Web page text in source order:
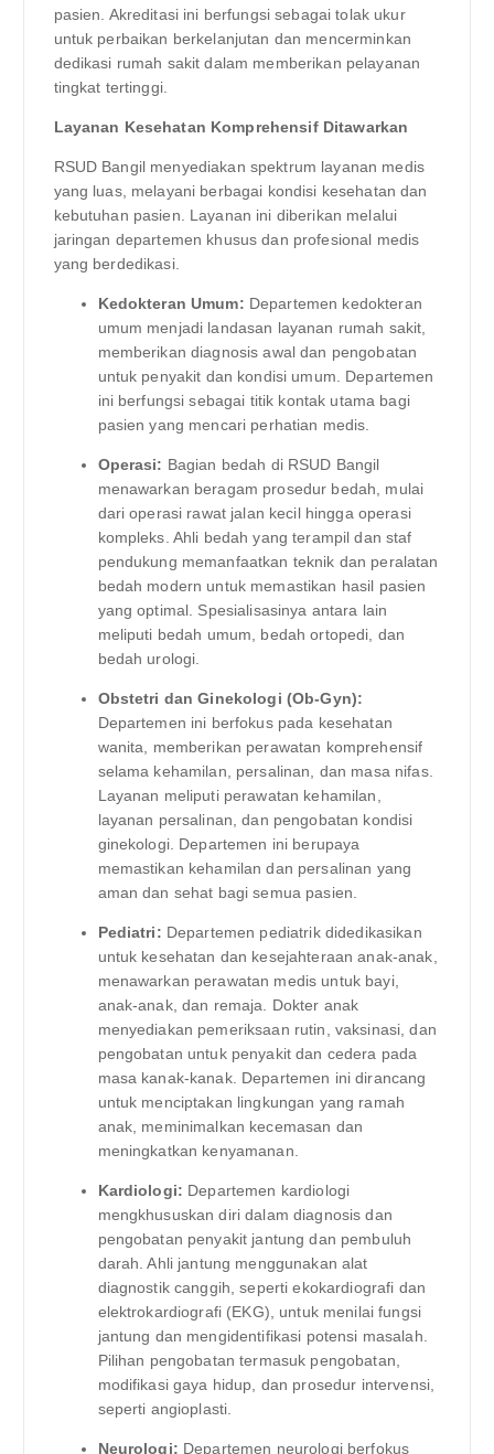
pasien. Akreditasi ini berfungsi sebagai tolak ukur
untuk perbaikan berkelanjutan dan mencerminkan
dedikasi rumah sakit dalam memberikan pelayanan
tingkat tertinggi.
Layanan Kesehatan Komprehensif Ditawarkan
RSUD Bangil menyediakan spektrum layanan medis
yang luas, melayani berbagai kondisi kesehatan dan
kebutuhan pasien. Layanan ini diberikan melalui
jaringan departemen khusus dan profesional medis
yang berdedikasi.
Kedokteran Umum: Departemen kedokteran
umum menjadi landasan layanan rumah sakit,
memberikan diagnosis awal dan pengobatan
untuk penyakit dan kondisi umum. Departemen
ini berfungsi sebagai titik kontak utama bagi
pasien yang mencari perhatian medis.
Operasi: Bagian bedah di RSUD Bangil
menawarkan beragam prosedur bedah, mulai
dari operasi rawat jalan kecil hingga operasi
kompleks. Ahli bedah yang terampil dan staf
pendukung memanfaatkan teknik dan peralatan
bedah modern untuk memastikan hasil pasien
yang optimal. Spesialisasinya antara lain
meliputi bedah umum, bedah ortopedi, dan
bedah urologi.
Obstetri dan Ginekologi (Ob-Gyn):
Departemen ini berfokus pada kesehatan
wanita, memberikan perawatan komprehensif
selama kehamilan, persalinan, dan masa nifas.
Layanan meliputi perawatan kehamilan,
layanan persalinan, dan pengobatan kondisi
ginekologi. Departemen ini berupaya
memastikan kehamilan dan persalinan yang
aman dan sehat bagi semua pasien.
Pediatri: Departemen pediatrik didedikasikan
untuk kesehatan dan kesejahteraan anak-anak,
menawarkan perawatan medis untuk bayi,
anak-anak, dan remaja. Dokter anak
menyediakan pemeriksaan rutin, vaksinasi, dan
pengobatan untuk penyakit dan cedera pada
masa kanak-kanak. Departemen ini dirancang
untuk menciptakan lingkungan yang ramah
anak, meminimalkan kecemasan dan
meningkatkan kenyamanan.
Kardiologi: Departemen kardiologi
mengkhususkan diri dalam diagnosis dan
pengobatan penyakit jantung dan pembuluh
darah. Ahli jantung menggunakan alat
diagnostik canggih, seperti ekokardiografi dan
elektrokardiografi (EKG), untuk menilai fungsi
jantung dan mengidentifikasi potensi masalah.
Pilihan pengobatan termasuk pengobatan,
modifikasi gaya hidup, dan prosedur intervensi,
seperti angioplasti.
Neurologi: Departemen neurologi berfokus